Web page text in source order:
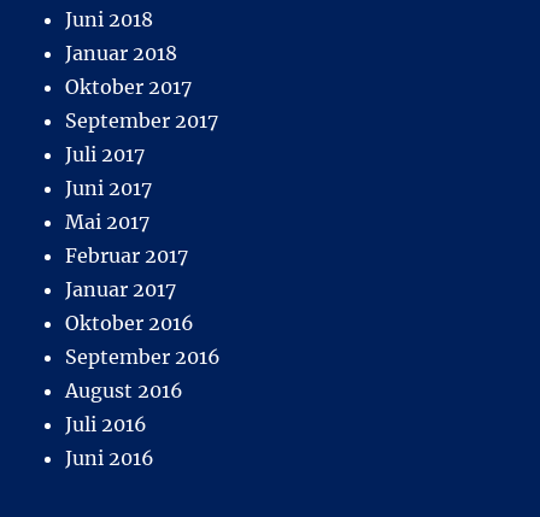
Juni 2018
Januar 2018
Oktober 2017
September 2017
Juli 2017
Juni 2017
Mai 2017
Februar 2017
Januar 2017
Oktober 2016
September 2016
August 2016
Juli 2016
Juni 2016